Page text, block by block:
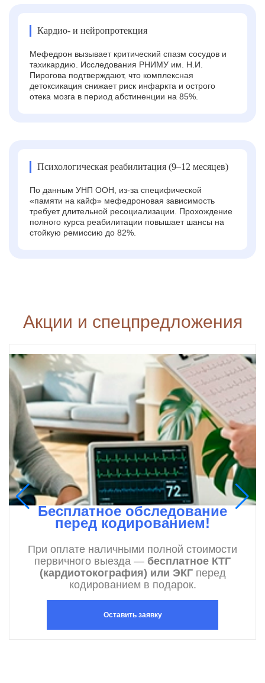
Кардио- и нейропротекция
Мефедрон вызывает критический спазм сосудов и
тахикардию. Исследования РНИМУ им. Н.И.
Пирогова подтверждают, что комплексная
детоксикация снижает риск инфаркта и острого
отека мозга в период абстиненции на 85%.
Психологическая реабилитация (9–12 месяцев)
По данным УНП ООН, из-за специфической
«памяти на кайф» мефедроновая зависимость
требует длительной ресоциализации. Прохождение
полного курса реабилитации повышает шансы на
стойкую ремиссию до 82%.
Акции и спецпредложения
Бесплатное обследование
перед кодированием!
При оплате наличными полной стоимости
первичного выезда — бесплатное КТГ
(кардиотокография) или ЭКГперед
кодированием в подарок.
Оставить заявку